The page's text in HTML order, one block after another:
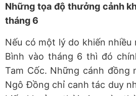
Những tọa độ thưởng cảnh
tháng 6
Nếu có một lý do khiến nhiều
Bình vào tháng 6 thì đó
Tam Cốc. Những cánh đồng
Ngô Đồng chỉ canh tác duy